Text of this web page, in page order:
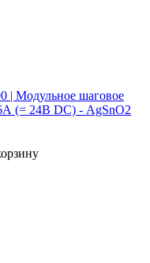
| Модульное шаговое
(= 24В DC) - AgSnO2